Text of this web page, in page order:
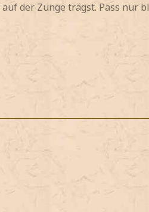
der Zunge trägst. Pass nur